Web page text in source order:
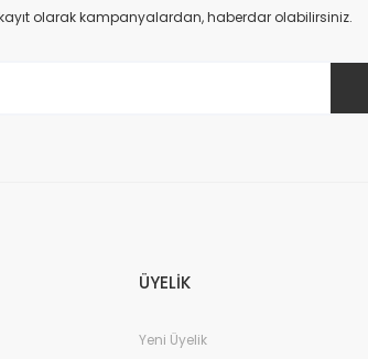
olarak kampanyalardan, haberdar olabilirsiniz.
ÜYELİK
Yeni Üyelik